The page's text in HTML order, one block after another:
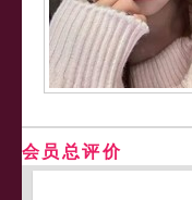
会员总评价